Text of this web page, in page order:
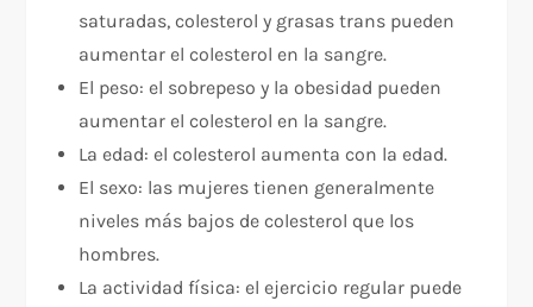
saturadas, colesterol y grasas trans pueden
aumentar el colesterol en la sangre.
El peso: el sobrepeso y la obesidad pueden
aumentar el colesterol en la sangre.
La edad: el colesterol aumenta con la edad.
El sexo: las mujeres tienen generalmente
niveles más bajos de colesterol que los
hombres.
La actividad física: el ejercicio regular puede